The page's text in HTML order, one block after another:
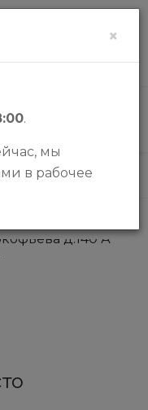
место
×
.
мы
в рабочее